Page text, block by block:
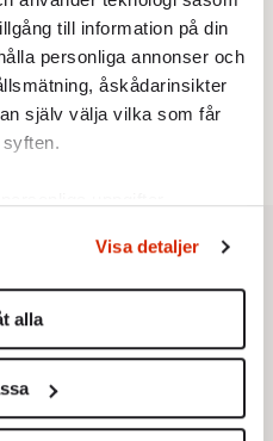
till information på din
personliga annonser och
åskådarinsikter
själv välja vilka som får
ditt samtycke när som
för att anpassa innehållet
vår trafik. Vi
identifierare och annan
Visa detaljer
alla
lågbegåvade
Filipstad
oroar sig